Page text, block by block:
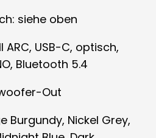
siehe oben
ARC, USB-C, optisch,
Bluetooth 5.4
Out
Burgundy, Nickel Grey,